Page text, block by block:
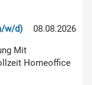
08.08.2026
w/d)
Mit
Homeoffice